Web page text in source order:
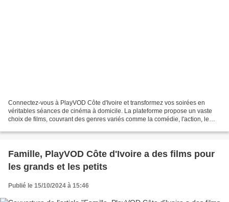
Connectez-vous à PlayVOD Côte d'Ivoire et transformez vos soirées en
véritables séances de cinéma à domicile. La plateforme propose un vaste
choix de films, couvrant des genres variés comme la comédie, l'action, le
Famille, PlayVOD Côte d'Ivoire a des films pour
les grands et les petits
Publié le 15/10/2024 à 15:46